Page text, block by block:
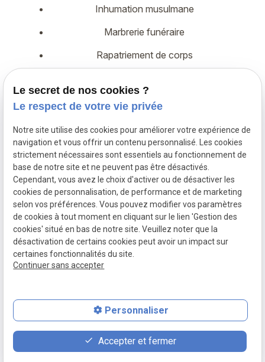
Inhumation musulmane
Marbrerie funéraire
Rapatriement de corps
Assurance décès
Mentions légales
Politique de
confidentialité
Gestion
des
cookies
Plan du
site
Siret :
82424645800015
feed contact_page phone
Le secret de nos cookies ?
Le respect de votre vie privée
Notre site utilise des cookies pour améliorer votre expérience de
navigation et vous offrir un contenu personnalisé. Les cookies
strictement nécessaires sont essentiels au fonctionnement de
base de notre site et ne peuvent pas être désactivés.
Cependant, vous avez le choix d'activer ou de désactiver les
cookies de personnalisation, de performance et de marketing
selon vos préférences. Vous pouvez modifier vos paramètres
de cookies à tout moment en cliquant sur le lien 'Gestion des
cookies' situé en bas de notre site. Veuillez noter que la
désactivation de certains cookies peut avoir un impact sur
certaines fonctionnalités du site.
Continuer sans accepter
Personnaliser
Accepter et fermer